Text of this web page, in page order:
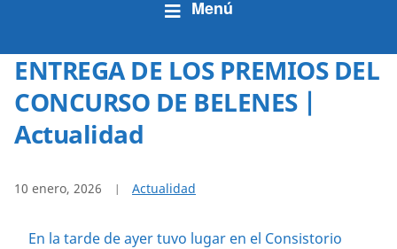
ENTREGA DE LOS PREMIOS DEL
CONCURSO DE BELENES |
Actualidad
10 enero, 2026 Actualidad
En la tarde de ayer tuvo lugar en el Consistorio